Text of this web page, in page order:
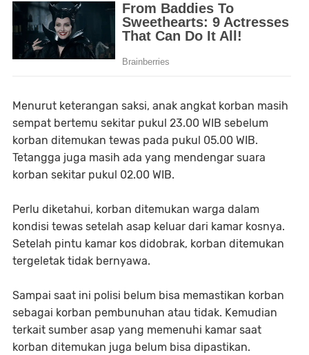
Menurut keterangan saksi, anak angkat korban masih
sempat bertemu sekitar pukul 23.00 WIB sebelum
korban ditemukan tewas pada pukul 05.00 WIB.
Tetangga juga masih ada yang mendengar suara
korban sekitar pukul 02.00 WIB.
Perlu diketahui, korban ditemukan warga dalam
kondisi tewas setelah asap keluar dari kamar kosnya.
Setelah pintu kamar kos didobrak, korban ditemukan
tergeletak tidak bernyawa.
Sampai saat ini polisi belum bisa memastikan korban
sebagai korban pembunuhan atau tidak. Kemudian
terkait sumber asap yang memenuhi kamar saat
korban ditemukan juga belum bisa dipastikan.